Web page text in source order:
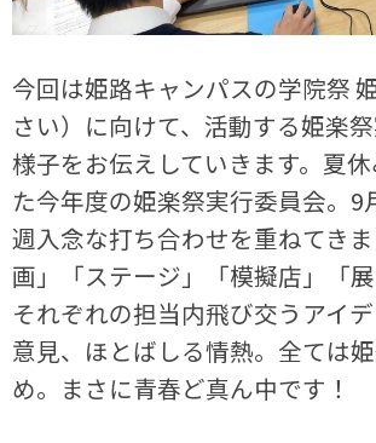
今回は姫路キャンパスの学院祭
さい）に向けて、活動する姫楽
様子をお伝えしていきます。夏
た今年度の姫楽祭実行委員会。9
週入念な打ち合わせを重ねてき
画」「ステージ」「模擬店」「展
それぞれの担当内飛び交うアイ
意見、ほとばしる情熱。全ては
め。まさに青春ど真ん中です！